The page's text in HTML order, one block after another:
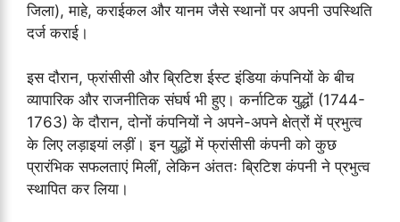
जिला), माहे, कराईकल और यानम जैसे स्थानों पर अपनी उपस्थिति
दर्ज कराई।
इस दौरान, फ्रांसीसी और ब्रिटिश ईस्ट इंडिया कंपनियों के बीच
व्यापारिक और राजनीतिक संघर्ष भी हुए। कर्नाटिक युद्धों (1744-
1763) के दौरान, दोनों कंपनियों ने अपने-अपने क्षेत्रों में प्रभुत्व
के लिए लड़ाइयां लड़ीं। इन युद्धों में फ्रांसीसी कंपनी को कुछ
प्रारंभिक सफलताएं मिलीं, लेकिन अंततः ब्रिटिश कंपनी ने प्रभुत्व
स्थापित कर लिया।